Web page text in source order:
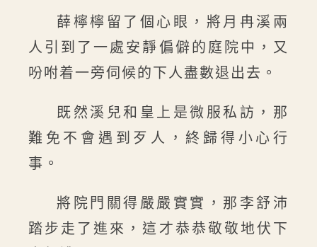
薛檸檸留了個心眼，將月冉溪兩
人引到了一處安靜偏僻的庭院中，又
吩咐着一旁伺候的下人盡數退出去。
既然溪兒和皇上是微服私訪，那
難免不會遇到歹人，終歸得小心行
事。
將院門關得嚴嚴實實，那李舒沛
踏步走了進來，這才恭恭敬敬地伏下